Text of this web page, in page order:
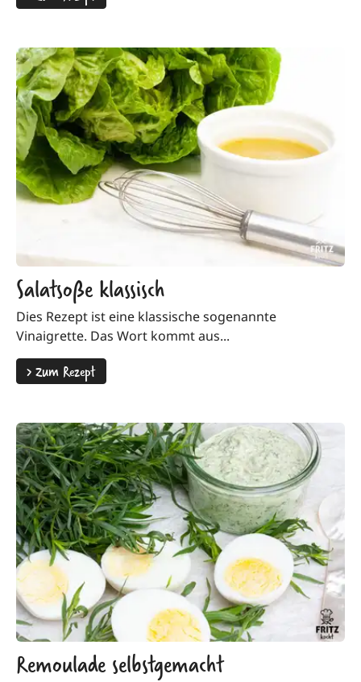
Salatsoße klassisch
Dies Rezept ist eine klassische sogenannte
Vinaigrette. Das Wort kommt aus...
>Zum Rezept
Remoulade selbstgemacht